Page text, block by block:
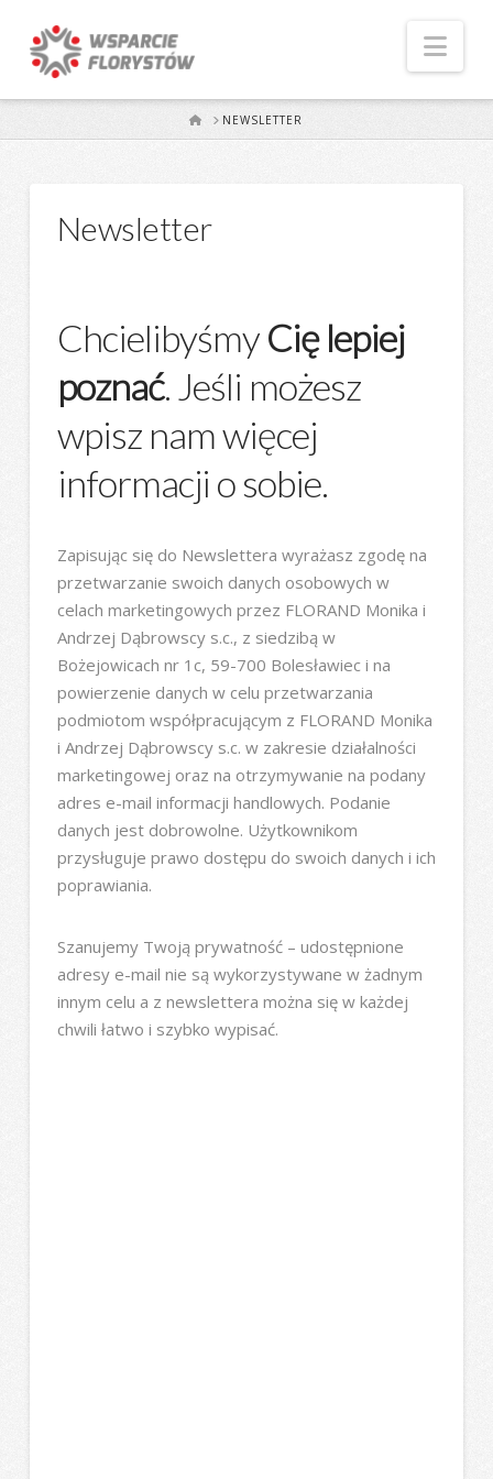
STARTNEWSLETTER
Newsletter
ChcielibyśmyCię lepiej
poznać. Jeśli możesz
wpisz nam więcej
informacji o sobie.
Zapisując się do Newslettera wyrażasz zgodę na
przetwarzanie swoich danych osobowych w
celach marketingowych przez FLORAND Monika i
Andrzej Dąbrowscy s.c., z siedzibą w
Bożejowicach nr 1c, 59-700 Bolesławiec i na
powierzenie danych w celu przetwarzania
podmiotom współpracującym z FLORAND Monika
i Andrzej Dąbrowscy s.c. w zakresie działalności
marketingowej oraz na otrzymywanie na podany
adres e-mail informacji handlowych. Podanie
danych jest dobrowolne. Użytkownikom
przysługuje prawo dostępu do swoich danych i ich
poprawiania.
Szanujemy Twoją prywatność – udostępnione
adresy e-mail nie są wykorzystywane w żadnym
innym celu a z newslettera można się w każdej
chwili łatwo i szybko wypisać.